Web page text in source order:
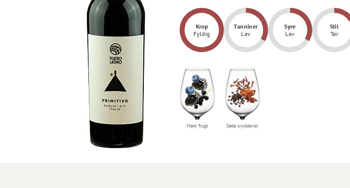
Krop
Fyldig
Tanniner
Lav
Syre
Lav
Stil
Tør
Mørk frugt Søde krydderier